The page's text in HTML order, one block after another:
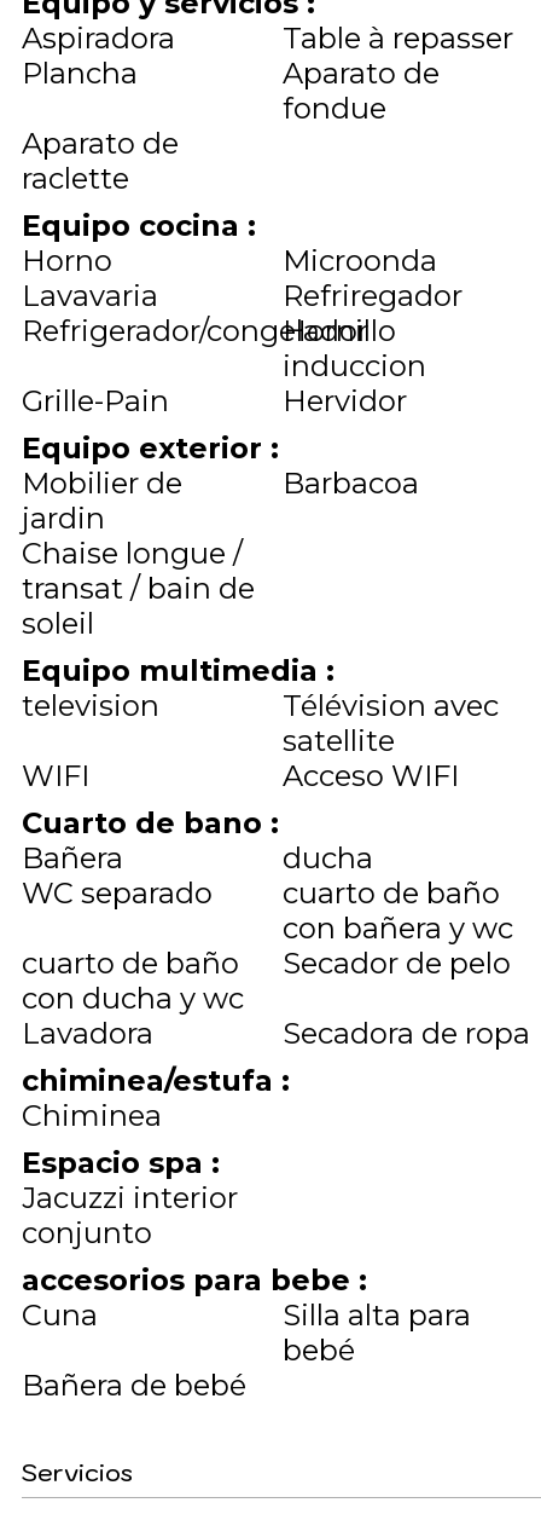
Aspiradora
Table à repasser
Plancha
Aparato de
fondue
Aparato de
raclette
Equipo cocina :
Horno
Microonda
Lavavaria
Refriregador
Refrigerador/congelador
Hornillo
induccion
Grille-Pain
Hervidor
Equipo exterior :
Mobilier de
jardin
Barbacoa
Chaise longue /
transat / bain de
soleil
Equipo multimedia :
television
Télévision avec
satellite
WIFI
Acceso WIFI
Cuarto de bano :
Bañera
ducha
WC separado
cuarto de baño
con bañera y wc
cuarto de baño
con ducha y wc
Secador de pelo
Lavadora
Secadora de ropa
chiminea/estufa :
Chiminea
Espacio spa :
Jacuzzi interior
conjunto
accesorios para bebe :
Cuna
Silla alta para
bebé
Bañera de bebé
Servicios